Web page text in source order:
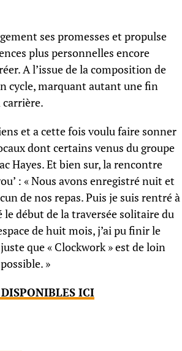
ses promesses et propulse
plus personnelles encore
A l’issue de la composition de
cycle, marquant autant une fin
carrière.
et a cette fois voulu faire sonner
dont certains venus du groupe
Hayes. Et bien sur, la rencontre
: « Nous avons enregistré nuit et
de nos repas. Puis je suis rentré à
début de la traversée solitaire du
de huit mois, j’ai pu finir le
que « Clockwork » est de loin
»
ICI